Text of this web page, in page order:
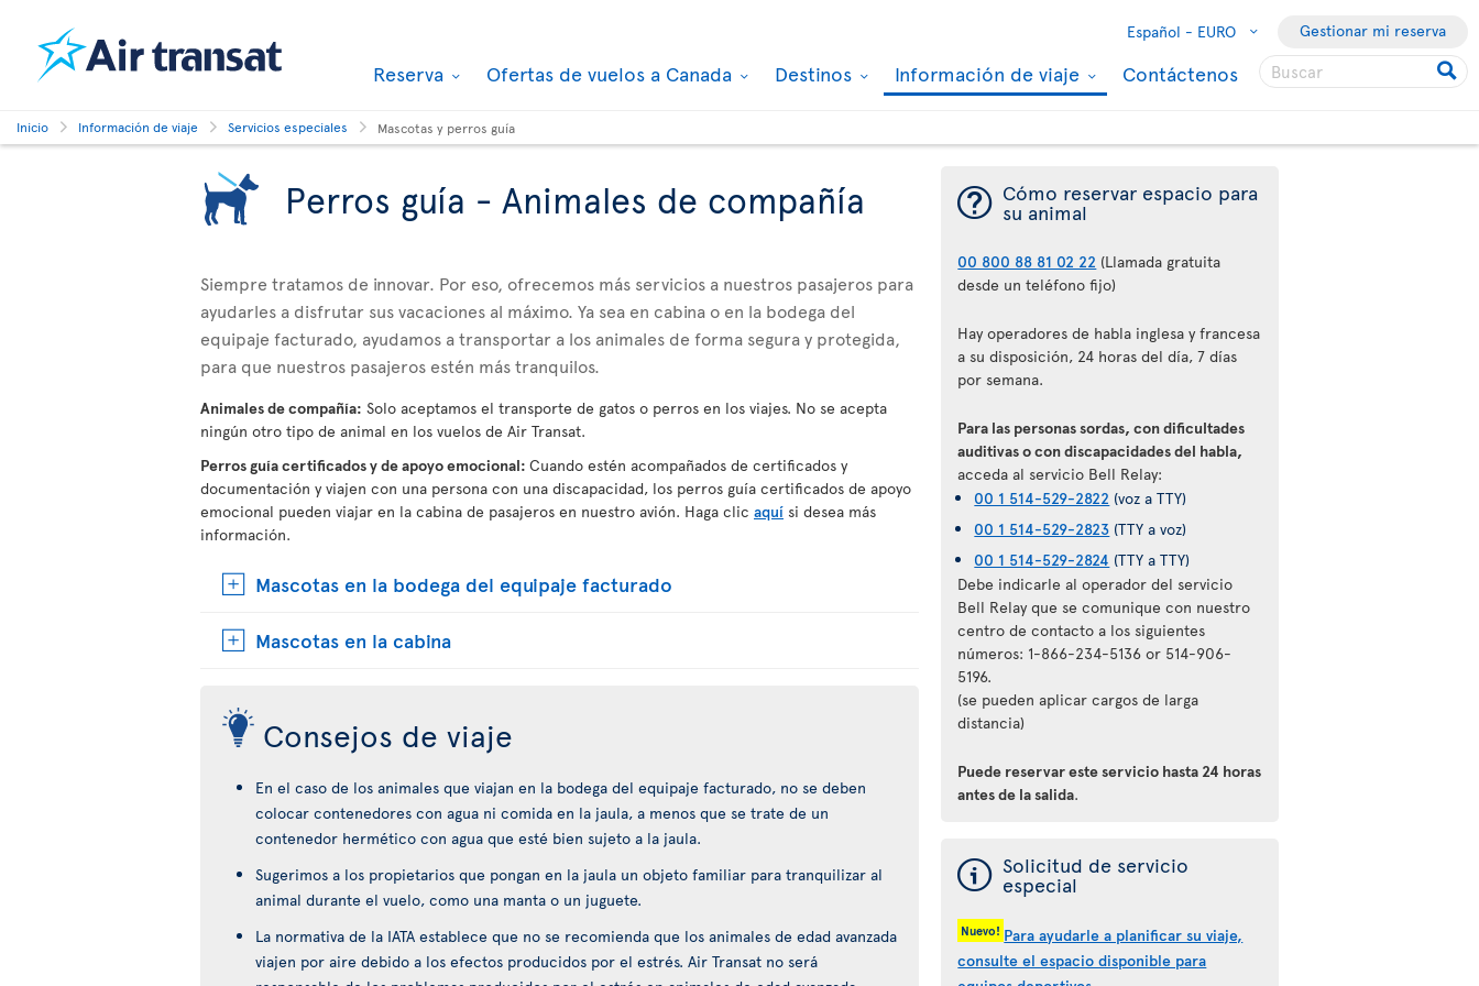
Español - EURO Gestionar mi reserva
Reserva Ofertas de vuelos a Canada Destinos Información de viaje Contáctenos
Inicio Información de viaje Servicios especiales Mascotas y perros guía
Perros guía - Animales de compañía
Siempre tratamos de innovar. Por eso, ofrecemos más servicios a nuestros pasajeros para
ayudarles a disfrutar sus vacaciones al máximo. Ya sea en cabina o en la bodega del
equipaje facturado, ayudamos a transportar a los animales de forma segura y protegida,
para que nuestros pasajeros estén más tranquilos.
Animales de compañía: Solo aceptamos el transporte de gatos o perros en los viajes. No se acepta
ningún otro tipo de animal en los vuelos de Air Transat.
Perros guía certificados y de apoyo emocional: Cuando estén acompañados de certificados y
documentación y viajen con una persona con una discapacidad, los perros guía certificados de apoyo
emocional pueden viajar en la cabina de pasajeros en nuestro avión. Haga clic aquí si desea más
información.
Mascotas en la bodega del equipaje facturado
Mascotas en la cabina
Consejos de viaje
En el caso de los animales que viajan en la bodega del equipaje facturado, no se deben
colocar contenedores con agua ni comida en la jaula, a menos que se trate de un
contenedor hermético con agua que esté bien sujeto a la jaula.
Sugerimos a los propietarios que pongan en la jaula un objeto familiar para tranquilizar al
animal durante el vuelo, como una manta o un juguete.
La normativa de la IATA establece que no se recomienda que los animales de edad avanzada
viajen por aire debido a los efectos producidos por el estrés. Air Transat no será
¯ Cómo reservar espacio para
su animal
00 800 88 81 02 22 (Llamada gratuita
desde un teléfono fijo)
Hay operadores de habla inglesa y francesa
a su disposición, 24 horas del día, 7 días
por semana.
Para las personas sordas, con dificultades
auditivas o con discapacidades del habla,
acceda al servicio Bell Relay:
00 1 514-529-2822 (voz a TTY)
00 1 514-529-2823 (TTY a voz)
00 1 514-529-2824 (TTY a TTY)
Debe indicarle al operador del servicio
Bell Relay que se comunique con nuestro
centro de contacto a los siguientes
números: 1-866-234-5136 or 514-906-
5196.
(se pueden aplicar cargos de larga
distancia)
Puede reservar este servicio hasta 24 horas
antes de la salida.
ý Solicitud de servicio
especial
Nuevo! Para ayudarle a planificar su viaje,
consulte el espacio disponible para